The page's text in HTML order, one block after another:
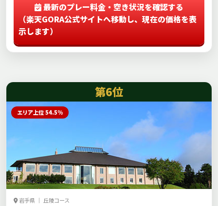
最新のプレー料金・空き状況を確認する
（楽天GORA公式サイトへ移動し、現在の価格を表
示します）
第6位
エリア上位 54.5%
岩手県 ｜ 丘陵コース